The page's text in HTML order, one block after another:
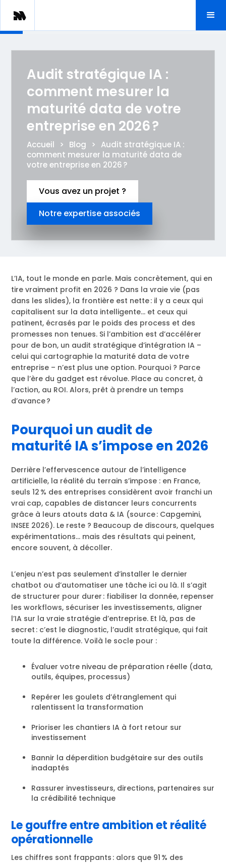
Audit stratégique IA :
comment mesurer la
maturité data de votre
entreprise en 2026 ?
Accueil > Blog >
Audit stratégique IA :
comment mesurer la maturité data de
votre entreprise en 2026 ?
Vous avez un projet ?
Notre expertise associés
L’IA, tout le monde en parle. Mais concrètement, qui en
tire vraiment profit en 2026 ? Dans la vraie vie (pas
dans les slides), la frontière est nette : il y a ceux qui
capitalisent sur la data intelligente… et ceux qui
patinent, écrasés par le poids des process et des
promesses non tenues. Si l’ambition est d’accélérer
pour de bon, un audit stratégique d’intégration IA –
celui qui cartographie la maturité data de votre
entreprise – n’est plus une option. Pourquoi ? Parce
que l’ère du gadget est révolue. Place au concret, à
l’action, au ROI. Alors, prêt à prendre un temps
d’avance ?
Pourquoi un audit de
maturité IA s’impose en 2026
Derrière l’effervescence autour de l’intelligence
artificielle, la réalité du terrain s’impose : en France,
seuls 12 % des entreprises considèrent avoir franchi un
vrai cap, capables de distancer leurs concurrents
grâce à leurs atouts data & IA (source : Capgemini,
INSEE 2026). Le reste ? Beaucoup de discours, quelques
expérimentations… mais des résultats qui peinent,
encore souvent, à décoller.
L’enjeu n’est pas seulement d’installer le dernier
chatbot ou d’automatiser une tâche ici ou là. Il s’agit
de structurer pour durer : fiabiliser la donnée, repenser
les workflows, sécuriser les investissements, aligner
l’IA sur la vraie stratégie d’entreprise. Et là, pas de
secret : c’est le diagnostic, l’audit stratégique, qui fait
toute la différence. Voilà le socle pour :
Évaluer votre niveau de préparation réelle (data,
outils, équipes, processus)
Repérer les goulets d’étranglement qui
ralentissent la transformation
Prioriser les chantiers IA à fort retour sur
investissement
Bannir la déperdition budgétaire sur des outils
inadaptés
Rassurer investisseurs, directions, partenaires sur
la crédibilité technique
Le gouffre entre ambition et réalité
opérationnelle
Les chiffres sont frappants : alors que 91 % des